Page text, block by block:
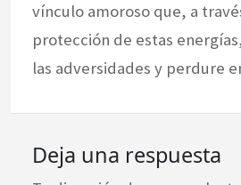
vínculo amoroso que, a
protección de estas
las adversidades y perdure
Deja una respuesta